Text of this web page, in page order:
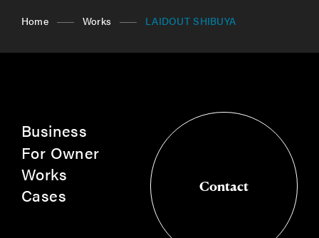
Home Works LAIDOUT SHIBUYA
Business
For Owner
Works
Cases
Contact